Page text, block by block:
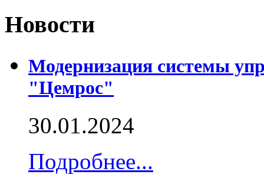
Новости
Модернизация системы
"Цемрос"
30.01.2024
Подробнее...